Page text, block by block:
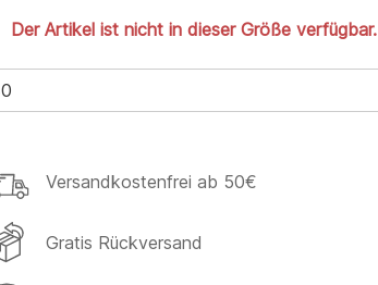
Der Artikel ist nicht in dieser Größe verfügbar.
Versandkostenfrei ab 50€
Gratis Rückversand